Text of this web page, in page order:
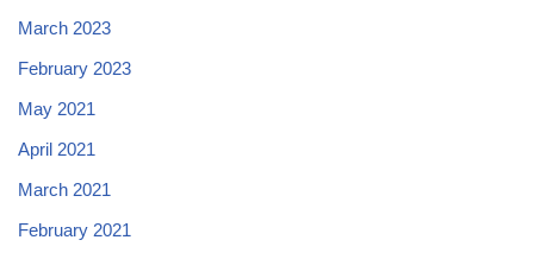
March 2023
February 2023
May 2021
April 2021
March 2021
February 2021